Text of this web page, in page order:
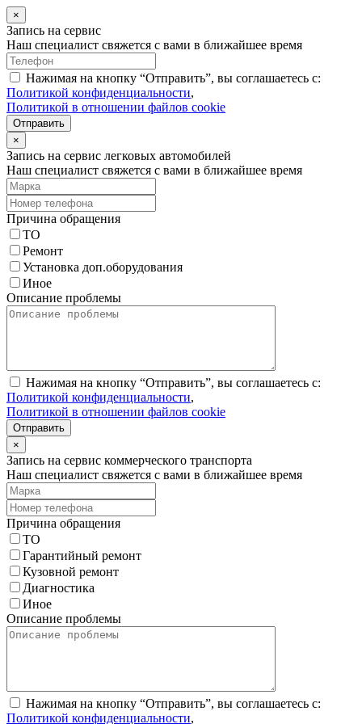
×
Запись на сервис
Наш специалист свяжется с вами в ближайшее время
Нажимая на кнопку “Отправить”, вы соглашаетесь с:
Политикой конфиденциальности,
Политикой в отношении файлов cookie
Отправить
×
Запись на сервис легковых автомобилей
Наш специалист свяжется с вами в ближайшее время
Причина обращения
ТО
Ремонт
Установка доп.оборудования
Иное
Описание проблемы
Нажимая на кнопку “Отправить”, вы соглашаетесь с:
Политикой конфиденциальности,
Политикой в отношении файлов cookie
Отправить
×
Запись на сервис коммерческого транспорта
Наш специалист свяжется с вами в ближайшее время
Причина обращения
ТО
Гарантийный ремонт
Кузовной ремонт
Диагностика
Иное
Описание проблемы
Нажимая на кнопку “Отправить”, вы соглашаетесь с:
Политикой конфиденциальности,